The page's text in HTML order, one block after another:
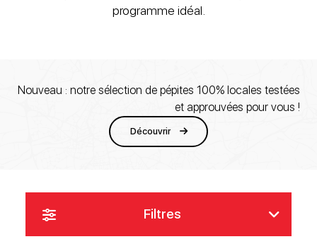
programme idéal.
Nouveau : notre sélection de pépites 100% locales testées
et approuvées pour vous !
Découvrir
Filtres